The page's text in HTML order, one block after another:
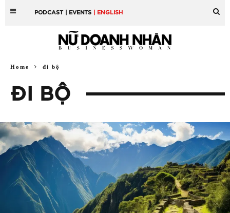
PODCAST | EVENTS | ENGLISH
Home đi bộ
ĐI BỘ